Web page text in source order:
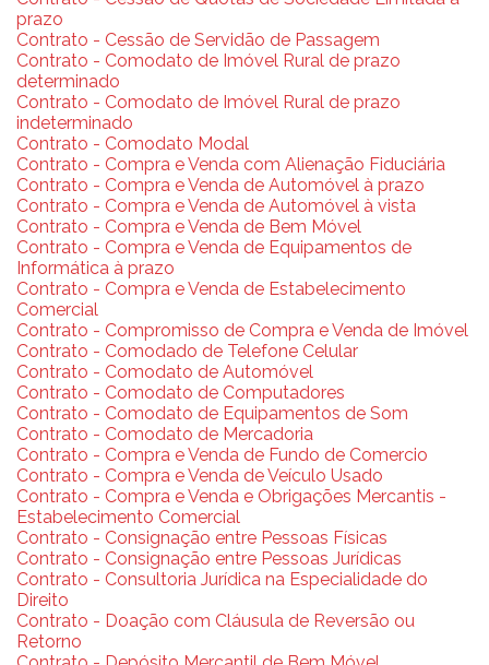
prazo
Contrato - Cessão de Servidão de Passagem
Contrato - Comodato de Imóvel Rural de prazo
determinado
Contrato - Comodato de Imóvel Rural de prazo
indeterminado
Contrato - Comodato Modal
Contrato - Compra e Venda com Alienação Fiduciária
Contrato - Compra e Venda de Automóvel à prazo
Contrato - Compra e Venda de Automóvel à vista
Contrato - Compra e Venda de Bem Móvel
Contrato - Compra e Venda de Equipamentos de
Informática à prazo
Contrato - Compra e Venda de Estabelecimento
Comercial
Contrato - Compromisso de Compra e Venda de Imóvel
Contrato - Comodado de Telefone Celular
Contrato - Comodato de Automóvel
Contrato - Comodato de Computadores
Contrato - Comodato de Equipamentos de Som
Contrato - Comodato de Mercadoria
Contrato - Compra e Venda de Fundo de Comercio
Contrato - Compra e Venda de Veículo Usado
Contrato - Compra e Venda e Obrigações Mercantis -
Estabelecimento Comercial
Contrato - Consignação entre Pessoas Físicas
Contrato - Consignação entre Pessoas Jurídicas
Contrato - Consultoria Jurídica na Especialidade do
Direito
Contrato - Doação com Cláusula de Reversão ou
Retorno